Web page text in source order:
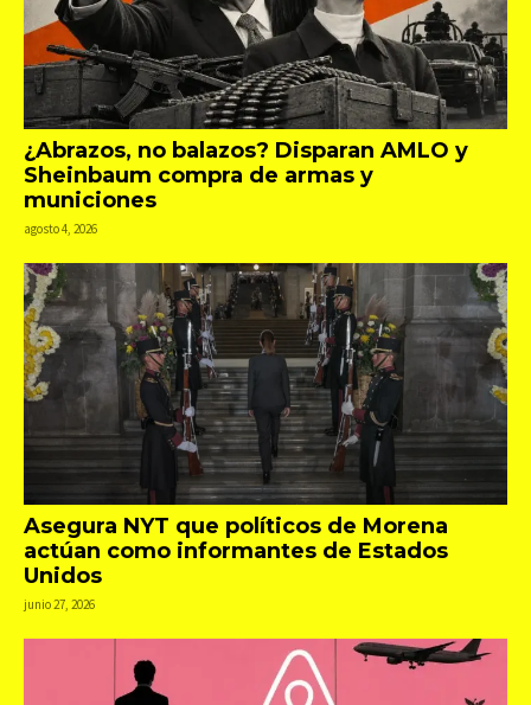
¿Abrazos, no balazos? Disparan AMLO y
Sheinbaum compra de armas y
municiones
agosto 4, 2026
Asegura NYT que políticos de Morena
actúan como informantes de Estados
Unidos
junio 27, 2026